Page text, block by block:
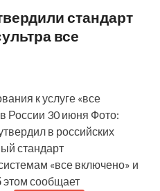
стандарт
все
к услуге «все
России 30 июня Фото:
в российских
стандарт
«все включено» и
этом сообщает